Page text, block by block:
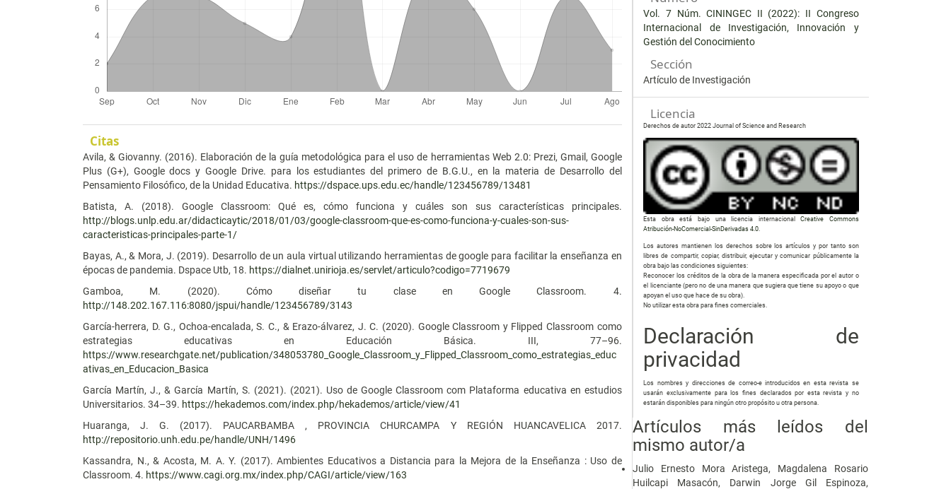
Citas
Avila, & Giovanny. (2016). Elaboración de la guía metodológica para el uso de herramientas Web 2.0: Prezi, Gmail, Google
Plus (G+), Google docs y Google Drive. para los estudiantes del primero de B.G.U., en la materia de Desarrollo del
Pensamiento Filosófico, de la Unidad Educativa. https://dspace.ups.edu.ec/handle/123456789/13481
Batista, A. (2018). Google Classroom: Qué es, cómo funciona y cuáles son sus características principales.
http://blogs.unlp.edu.ar/didacticaytic/2018/01/03/google-classroom-que-es-como-funciona-y-cuales-son-sus-
caracteristicas-principales-parte-1/
Bayas, A., & Mora, J. (2019). Desarrollo de un aula virtual utilizando herramientas de google para facilitar la enseñanza en
épocas de pandemia. Dspace Utb, 18. https://dialnet.unirioja.es/servlet/articulo?codigo=7719679
Gamboa, M. (2020). Cómo diseñar tu clase en Google Classroom. 4.
http://148.202.167.116:8080/jspui/handle/123456789/3143
García-herrera, D. G., Ochoa-encalada, S. C., & Erazo-álvarez, J. C. (2020). Google Classroom y Flipped Classroom como
estrategias educativas en Educación Básica. III, 77–96.
https://www.researchgate.net/publication/348053780_Google_Classroom_y_Flipped_Classroom_como_estrategias_educ
ativas_en_Educacion_Basica
García Martín, J., & García Martín, S. (2021). (2021). Uso de Google Classroom com Plataforma educativa en estudios
Universitarios. 34–39. https://hekademos.com/index.php/hekademos/article/view/41
Huaranga, J. G. (2017). PAUCARBAMBA , PROVINCIA CHURCAMPA Y REGIÓN HUANCAVELICA 2017.
http://repositorio.unh.edu.pe/handle/UNH/1496
Kassandra, N., & Acosta, M. A. Y. (2017). Ambientes Educativos a Distancia para la Mejora de la Enseñanza : Uso de
Classroom. 4. https://www.cagi.org.mx/index.php/CAGI/article/view/163
Vol. 7 Núm. CININGEC II (2022): II Congreso
Internacional de Investigación, Innovación y
Gestión del Conocimiento
Sección
Artículo de Investigación
Licencia
Derechos de autor 2022 Journal of Science and Research
Esta obra está bajo una licencia internacionalCreative Commons
Atribución-NoComercial-SinDerivadas 4.0
Los autores mantienen los derechos sobre los artículos y por tanto son
libres de compartir, copiar, distribuir, ejecutar y comunicar públicamente la
obra bajo las condiciones siguientes:
Reconocer los créditos de la obra de la manera especificada por el autor o
el licenciante (pero no de una manera que sugiera que tiene su apoyo o que
apoyan el uso que hace de su obra).
No utilizar esta obra para fines comerciales.
Declaración de
privacidad
Los nombres y direcciones de correo-e introducidos en esta revista se
usarán exclusivamente para los fines declarados por esta revista y no
estarán disponibles para ningún otro propósito u otra persona.
Artículos más leídos del
mismo autor/a
Julio Ernesto Mora Aristega, Magdalena Rosario
Huilcapi Masacón, Darwin Jorge Gil Espinoza,